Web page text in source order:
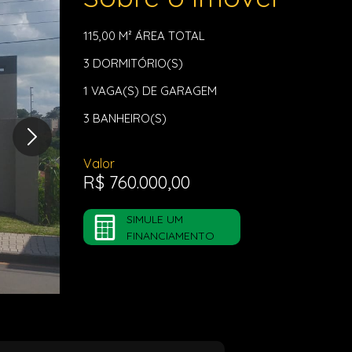
115,00 M² ÁREA TOTAL
3 DORMITÓRIO(S)
1 VAGA(S) DE GARAGEM
3 BANHEIRO(S)
Valor
R$ 760.000,00
SIMULE UM
FINANCIAMENTO